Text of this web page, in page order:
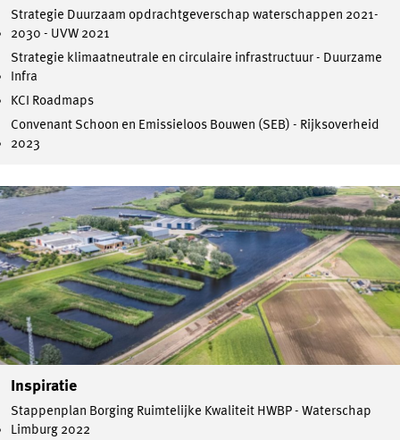
Strategie Duurzaam opdrachtgeverschap waterschappen 2021-
2030 - UVW 2021
Strategie klimaatneutrale en circulaire infrastructuur - Duurzame
Infra
KCI Roadmaps
Convenant Schoon en Emissieloos Bouwen (SEB) - Rijksoverheid
2023
Inspiratie
Stappenplan Borging Ruimtelijke Kwaliteit HWBP - Waterschap
Limburg 2022